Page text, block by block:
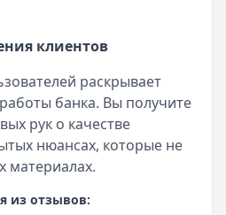
клиентов
раскрывает
банка. Вы получите
рук о качестве
нюансах, которые не
материалах.
из отзывов: